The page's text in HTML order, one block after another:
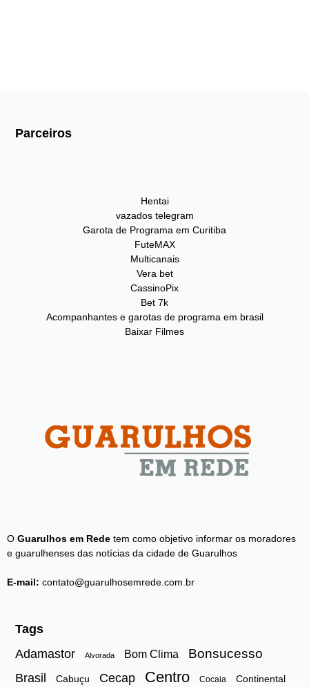
Parceiros
Hentai
vazados telegram
Garota de Programa em Curitiba
FuteMAX
Multicanais
Vera bet
CassinoPix
Bet 7k
Acompanhantes e garotas de programa em brasil
Baixar Filmes
O Guarulhos em Rede tem como objetivo informar os moradores
e guarulhenses das notícias da cidade de Guarulhos
E-mail: contato@guarulhosemrede.com.br
Tags
Adamastor Alvorada Bom Clima Bonsucesso
Brasil Cabuçu Cecap Centro Cocaia Continental